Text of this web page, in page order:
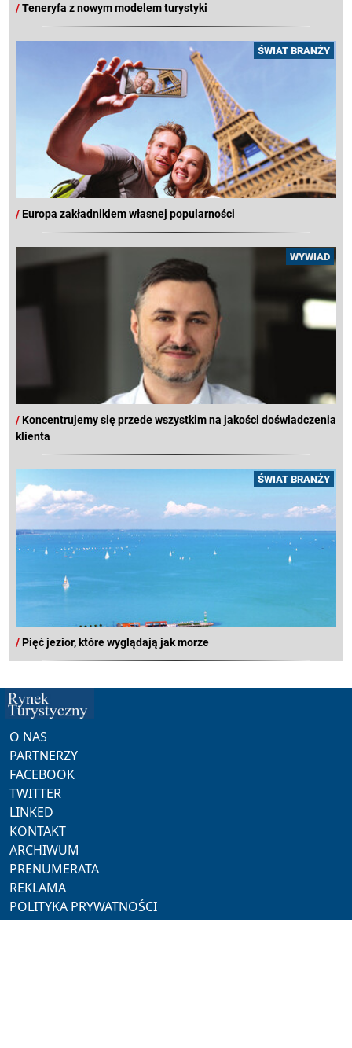
/Teneryfa z nowym modelem turystyki
ŚWIAT BRANŻY
/Europa zakładnikiem własnej popularności
WYWIAD
/Koncentrujemy się przede wszystkim na jakości doświadczenia
klienta
ŚWIAT BRANŻY
/Pięć jezior, które wyglądają jak morze
O NAS
PARTNERZY
FACEBOOK
TWITTER
LINKED
KONTAKT
ARCHIWUM
PRENUMERATA
REKLAMA
POLITYKA PRYWATNOŚCI
NASZE SERWISY